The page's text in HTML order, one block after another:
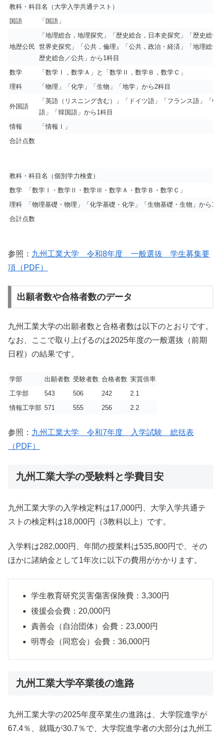
教科・科目名（大学入学共通テスト）
国語
「国語」
地歴公民
「地理総合，地理探究」「歴史総合，日本史探究」「歴史総合
世界史探究」「公共，倫理』「公共，政治・経済」「地理総合
歴史総合／公共」から1科目
数学
「数学Ⅰ，数学Ａ」と「数学Ⅱ，数学Ｂ，数学Ｃ」
理科
「物理」「化学」「生物」「地学」から2科目
外国語
「英語（リスニング含む）」「ドイツ語」「フランス語」「中
語」「韓国語」から1科目
情報
「情報Ⅰ」
合計点数
教科・科目名（個別学力検査）
数学
「数学Ⅰ・数学Ⅱ・数学Ⅲ・数学Ａ・数学Ｂ・数学Ｃ」
理科
「物理基礎・物理」「化学基礎・化学」「生物基礎・生物」から1
合計点数
参照： 九州工業大学 令和8年度 一般選抜 学生募集要
項（PDF）
出願者数や合格者数のデータ
九州工業大学の出願者数と合格者数は以下のとおりです。
なお、ここで取り上げるのは2025年度の一般選抜（前期
日程）の結果です。
学部 出願者数 受験者数 合格者数 実質倍率
工学部
543 506 242
2.1
情報工学部 571 555 256 2.2
参照： 九州工業大学 令和7年度 入学試験 総括表
（PDF）
九州工業大学の受験料と学費目安
九州工業大学の入学検定料は17,000円、大学入学共通テ
ストの検定料は18,000円（3教科以上）です。
入学料は282,000円、年間の授業料は535,800円で、その
ほかに諸納金として1年次に以下の費用がかかります。
学生教育研究災害傷害保険費：3,300円
後援会会費：20,000円
責善会（自治団体）会費：23,000円
明専会（同窓会）会費：36,000円
九州工業大学卒業後の進路
九州工業大学の2025年度卒業生の進路は、大学院進学が
67.4％、就職が30.7％で、大学院進学者の大部分は九州工